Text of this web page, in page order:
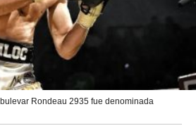
Rondeau 2935 fue denominada